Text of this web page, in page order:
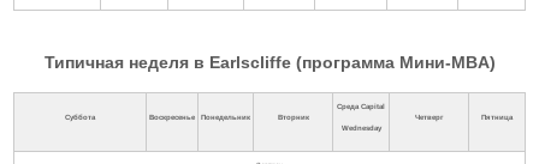
Типичная неделя в Earlscliffe (программа Мини-MBA)
Суббота Воскресенье Понедельник Вторник
Среда Capital
Wednesday
Четверг Пятница